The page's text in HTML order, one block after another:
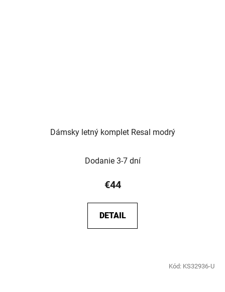
Dámsky letný komplet Resal modrý
Dodanie 3-7 dní
€44
DETAIL
Kód: KS32936-U